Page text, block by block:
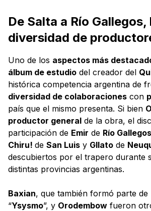
De Salta a Río Gallegos,
diversidad de
Uno de los aspectos más
álbum de estudio del creador del
histórica competencia argentina de
diversidad de colaboraciones con
país que el mismo presenta. Si bien
productor general de la obra, el
participación de Emir de Río Gallegos
Chiru! de San Luis y Gllato de
descubiertos por el trapero durante
distintas provincias argentinas.
Baxian, que también formó parte
“Ysysmo”, y Orodembow fueron